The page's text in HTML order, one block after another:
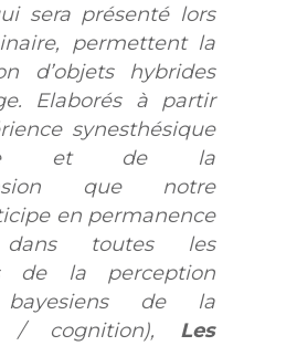
sera présenté lors
permettent la
d’objets hybrides
Elaborés à partir
synesthésique
et de la
que notre
en permanence
toutes les
de la perception
bayesiens de la
/ cognition), Les